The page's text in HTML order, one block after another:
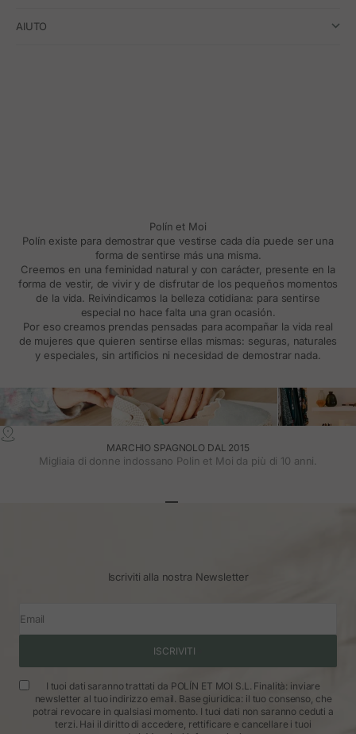
AIUTO
Polín et Moi
Polín existe para demostrar que vestirse cada día puede ser una
forma de sentirse más una misma.
Creemos en una feminidad natural y con carácter, presente en la
forma de vestir, de vivir y de disfrutar de los pequeños momentos
de la vida. Reivindicamos la belleza cotidiana: para sentirse
especial no hace falta una gran ocasión.
Por eso creamos prendas pensadas para acompañar la vida real
de mujeres que quieren sentirse ellas mismas: seguras, naturales
y especiales, sin artificios ni necesidad de demostrar nada.
MARCHIO SPAGNOLO DAL 2015
Migliaia di donne indossano Polin et Moi da più di 10 anni.
Iscriviti alla nostra Newsletter
Email
ISCRIVITI
I tuoi dati saranno trattati da POLÍN ET MOI S.L. Finalità: inviare
newsletter al tuo indirizzo email. Base giuridica: il tuo consenso, che
potrai revocare in qualsiasi momento. I tuoi dati non saranno ceduti a
terzi. Hai il diritto di accedere, rettificare e cancellare i tuoi